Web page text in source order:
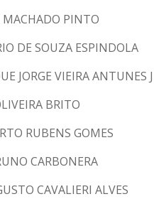
MACHADO PINTO
DE SOUZA ESPINDOLA
JORGE VIEIRA ANTUNES
BRITO
RUBENS GOMES
CARBONERA
CAVALIERI ALVES